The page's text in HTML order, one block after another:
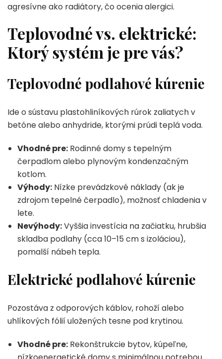
agresívne ako radiátory, čo ocenia alergici.
Teplovodné vs. elektrické:
Ktorý systém je pre vás?
Teplovodné podlahové kúrenie
Ide o sústavu plastohliníkových rúrok zaliatych v
betóne alebo anhydride, ktorými prúdi teplá voda.
Vhodné pre: Rodinné domy s tepelným
čerpadlom alebo plynovým kondenzačným
kotlom.
Výhody: Nízke prevádzkové náklady (ak je
zdrojom tepelné čerpadlo), možnosť chladenia v
lete.
Nevýhody:Vyššia investícia na začiatku, hrubšia
skladba podlahy (cca 10–15 cm s izoláciou),
pomalší nábeh tepla.
Elektrické podlahové kúrenie
Pozostáva z odporových káblov, rohoží alebo
uhlíkových fólií uložených tesne pod krytinou.
Vhodné pre: Rekonštrukcie bytov, kúpeľne,